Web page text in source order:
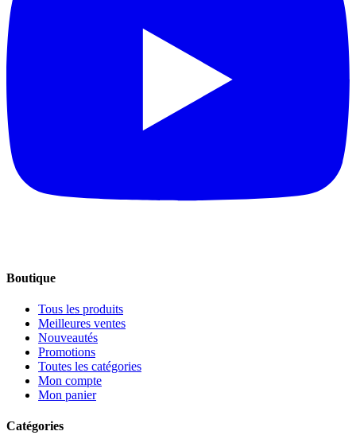
Boutique
Tous les produits
Meilleures ventes
Nouveautés
Promotions
Toutes les catégories
Mon compte
Mon panier
Catégories